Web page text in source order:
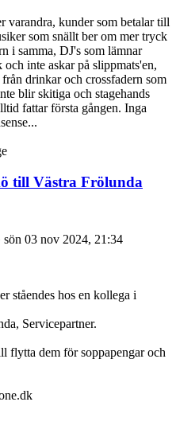
varandra, kunder som betalar till
som snällt ber om mer tryck
i samma, DJ's som lämnar
inte askar på slippmats'en,
drinkar och crossfadern som
blir skitiga och stagehands
fattar första gången. Inga
till Västra Frölunda
sön 03 nov 2024, 21:34
ståendes hos en kollega i
Servicepartner.
flytta dem för soppapengar och